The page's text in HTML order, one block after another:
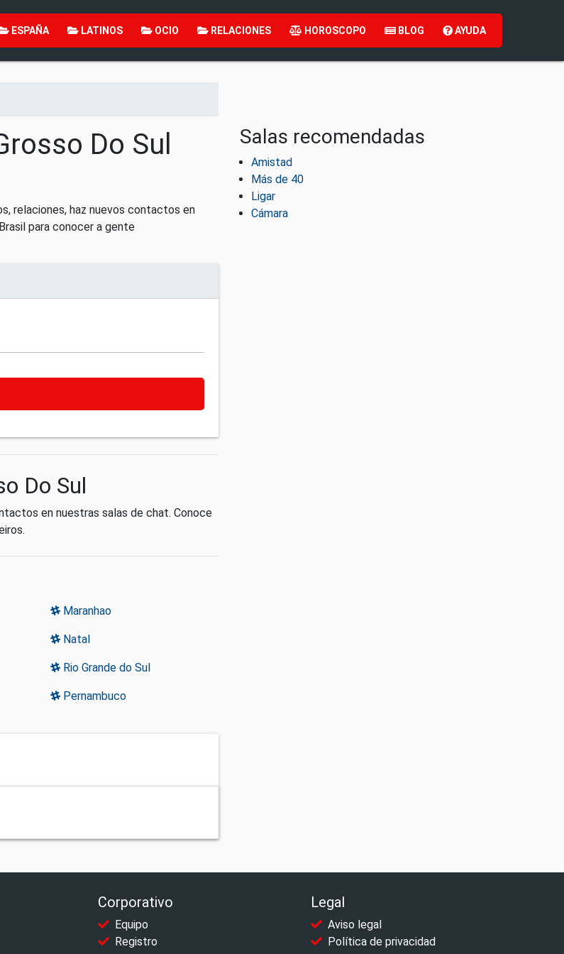
ESPAÑA LATINOS OCIO RELACIONES HOROSCOPO BLOG AYUDA
Do Sul
relaciones, haz nuevos contactos en
para conocer a gente
Do Sul
en nuestras salas de chat. Conoce
Maranhao
Natal
Rio Grande do Sul
Pernambuco
Salas recomendadas
Amistad
Más de 40
Ligar
Cámara
Corporativo
Equipo
Registro
Legal
Aviso legal
Política de privacidad